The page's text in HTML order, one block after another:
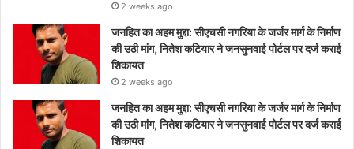
2 weeks ago
जनहित का अहम मुद्दा: सीएचसी नगरिया के जर्जर मार्ग के निर्माण
की उठी मांग, नितेश कटियार ने जनसुनवाई पोर्टल पर दर्ज कराई
शिकायत
2 weeks ago
जनहित का अहम मुद्दा: सीएचसी नगरिया के जर्जर मार्ग के निर्माण
की उठी मांग, नितेश कटियार ने जनसुनवाई पोर्टल पर दर्ज कराई
शिकायत